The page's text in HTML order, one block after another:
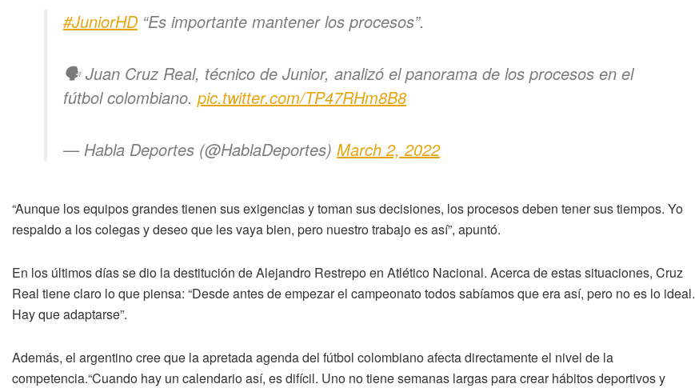
#JuniorHD“Es importante mantener los procesos”.
🗣 Juan Cruz Real, técnico de Junior, analizó el panorama de los procesos en el
fútbol colombiano. pic.twitter.com/TP47RHm8B8
— Habla Deportes (@HablaDeportes) March 2, 2022
“Aunque los equipos grandes tienen sus exigencias y toman sus decisiones, los procesos deben tener sus tiempos. Yo
respaldo a los colegas y deseo que les vaya bien, pero nuestro trabajo es así”, apuntó.
En los últimos días se dio la destitución de Alejandro Restrepo en Atlético Nacional. Acerca de estas situaciones, Cruz
Real tiene claro lo que piensa: “Desde antes de empezar el campeonato todos sabíamos que era así, pero no es lo ideal.
Hay que adaptarse”.
Además, el argentino cree que la apretada agenda del fútbol colombiano afecta directamente el nivel de la
competencia.“Cuando hay un calendario así, es difícil. Uno no tiene semanas largas para crear hábitos deportivos y